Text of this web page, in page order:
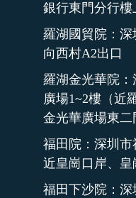
銀行東門分行
羅湖國貿院：
向西村A2出口
羅湖金光華院
廣場1~2樓（近
金光華廣場東二
福田院：深圳市
近皇崗口岸、皇
福田下沙院：